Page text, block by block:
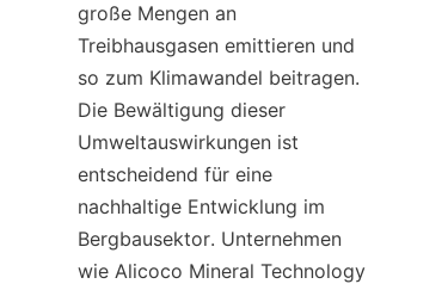
große Mengen an
Treibhausgasen emittieren und
so zum Klimawandel beitragen.
Die Bewältigung dieser
Umweltauswirkungen ist
entscheidend für eine
nachhaltige Entwicklung im
Bergbausektor. Unternehmen
wie Alicoco Mineral Technology